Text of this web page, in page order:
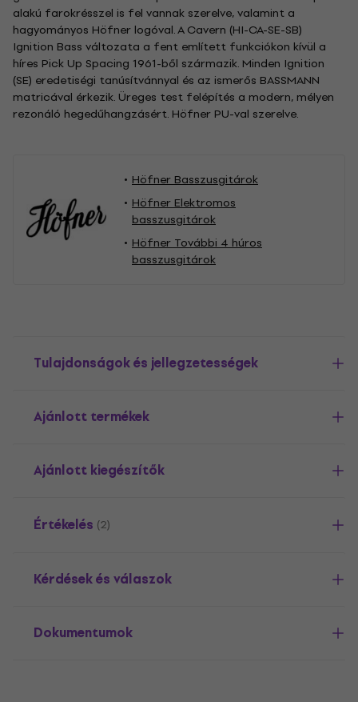
alakú farokrésszel is fel vannak szerelve, valamint a
hagyományos Höfner logóval. A Cavern (HI-CA-SE-SB)
Ignition Bass változata a fent említett funkciókon kívül a
híres Pick Up Spacing 1961-ből származik. Minden Ignition
(SE) eredetiségi tanúsítvánnyal és az ismerős BASSMANN
matricával érkezik. Üreges test felépítés a modern, mélyen
rezonáló hegedűhangzásért. Höfner PU-val szerelve.
Höfner Basszusgitárok
Höfner Elektromos
basszusgitárok
Höfner További 4 húros
basszusgitárok
Tulajdonságok és jellegzetességek
Ajánlott termékek
Ajánlott kiegészítők
Értékelés (2)
Kérdések és válaszok
Dokumentumok